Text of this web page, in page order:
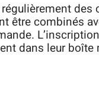
des
être combinés
dans leur